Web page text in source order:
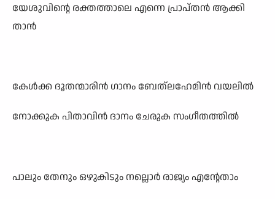
യേശുവിന്റെ രക്തത്താലെ എന്നെ പ്രാപ്തൻ ആക്കി
താൻ
കേൾക്ക ദൂതന്മാരിൻ ഗാനം ബേത്ലഹേമിൻ വയലിൽ
നോക്കുക പിതാവിൻ ദാനം ചേരുക സംഗീതത്തിൽ
പാലും തേനും ഒഴുകിടും നല്ലൊർ രാജ്യം എന്റേതാം